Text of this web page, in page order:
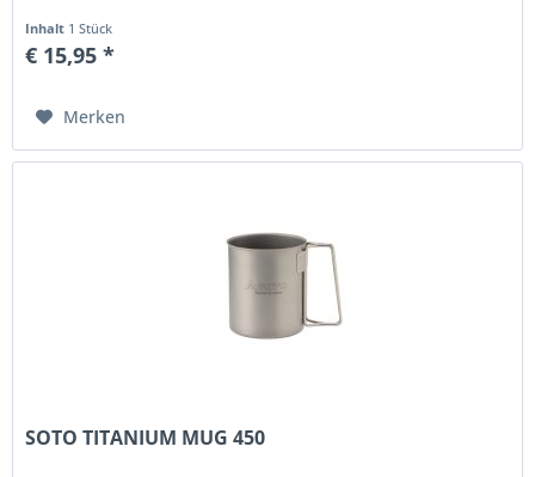
Inhalt 1 Stück
€ 15,95 *
Merken
SOTO TITANIUM MUG 450